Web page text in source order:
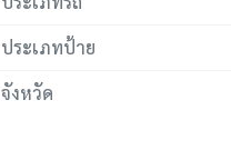
ประเภทป้าย
จังหวัด